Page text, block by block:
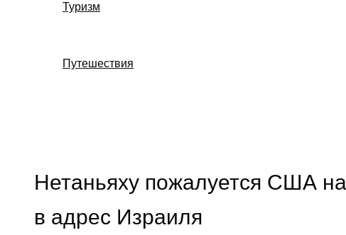
Туризм
Путешествия
Нетаньяху пожалуется США
в адрес Израиля